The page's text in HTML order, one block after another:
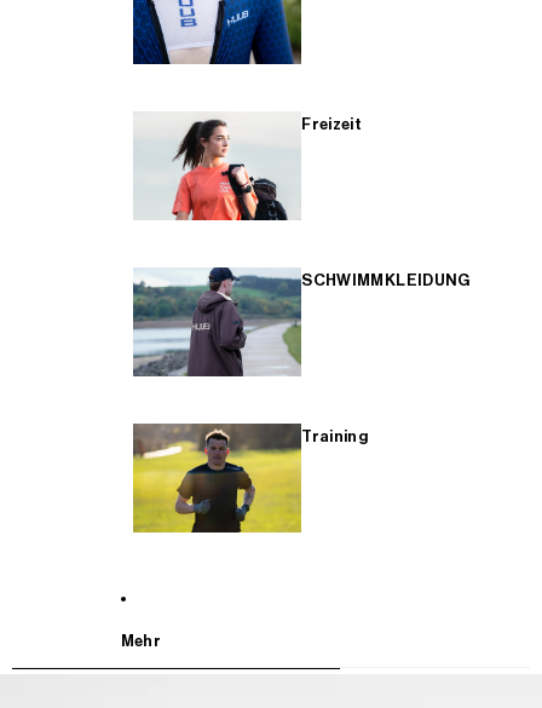
Freizeit
SCHWIMMKLEIDUNG
Training
Mehr
WEITER ZU DEN PRODUKTINFORMATIONEN